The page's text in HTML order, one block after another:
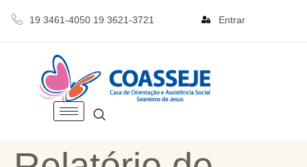
19 3461-4050 19 3621-3721 Entrar